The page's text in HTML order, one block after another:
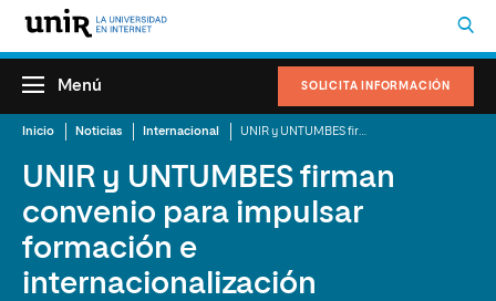
SOLICITA INFORMACIÓN
Menú
Inicio Noticias Internacional
UNIR y UNTUMBES firman
convenio para impulsar
formación e
internacionalización